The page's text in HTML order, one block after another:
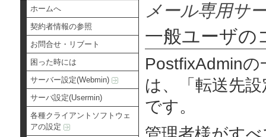
ホームへ
契約者情報の参照
お問合せ・リブート
困った時には
サーバー設定(Webmin)
サーバ設定(Usermin)
各種クライアントソフトウェ
アの設定
メール専用サ
一般ユーザの
PostfixAdmin
は、
「転送先
です。